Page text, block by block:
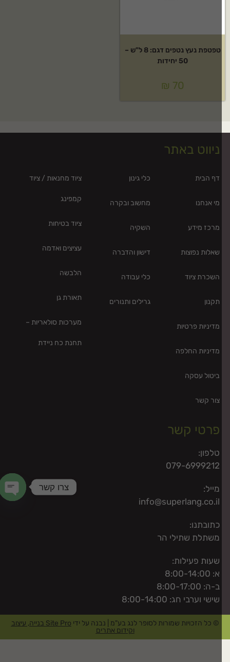
טפטפת נעץ נטפים דגם: 8 ל"ש –
50 יחידות
₪70
ניווט באתר
דף הבית
מי אנחנו
מרכז מידע
שאלות נפוצות
השכרת ציוד
תקנון
מדיניות פרטיות
מדיניות החלפה
ביטול עסקה
צור קשר
כלי גינון
מחשוב ובקרה
השקיה
דישון והדברה
כלי עבודה
גרילים ותנורים
ציוד מחנאות / ציוד
קמפינג
ציוד בטיחות
עציצים ואדמה
הלבשה
תאורת גן
מערכות סולאריות –
תחנת כח ניידת
פרטי קשר
טלפון:
079-6999212
מייל:
info@superlang.co.il
כתובתנו:
משתלת שתילי הר
שעות פעילות:
א: 8:00-14:00
ב-ה: 8:00-17:00
שישי וערבי חג: 8:00-14:00
© כל הזכויות שמורות לסופר לנג בע"מ | נבנה על ידי
Site Pro בנייה, עיצוב
וקידום אתרים
צרו קשר